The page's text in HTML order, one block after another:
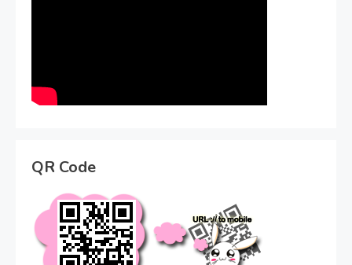
QR Code